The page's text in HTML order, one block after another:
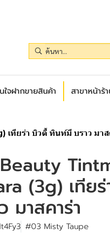
ใจฝากขายสินค้า สาขาหน้าร้
เทียร่า บิวตี้ ทินท์มี บราว มาส
(3g) เทีย
มาสคาร่า
#03 Misty Taupe